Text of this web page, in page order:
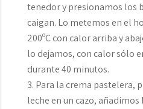
tenedor y presionamos los
caigan. Lo metemos en el
200ºC con calor arriba y
lo dejamos, con calor sólo
durante 40 minutos.
Para la crema pastelera,
leche en un cazo,